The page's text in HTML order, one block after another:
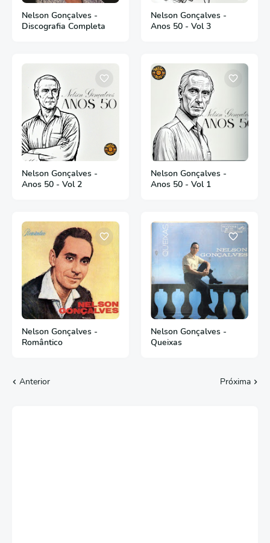
Nelson Gonçalves -
Discografia Completa
Nelson Gonçalves -
Anos 50 - Vol 3
Nelson Gonçalves -
Anos 50 - Vol 2
Nelson Gonçalves -
Anos 50 - Vol 1
Nelson Gonçalves -
Romântico
Nelson Gonçalves -
Queixas
Anterior Próxima